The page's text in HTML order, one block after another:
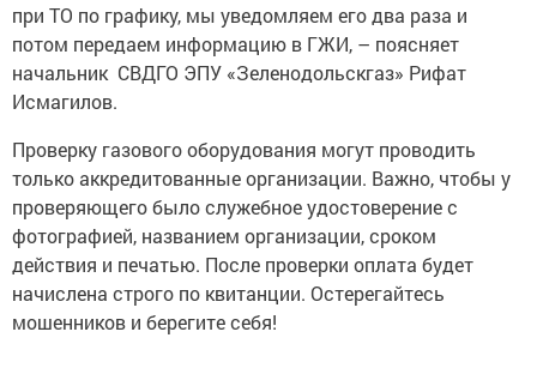
при ТО по графику, мы уведомляем его два раза и
потом передаем информацию в ГЖИ, – поясняет
начальник СВДГО ЭПУ «Зеленодольскгаз» Рифат
Исмагилов.
Проверку газового оборудования могут проводить
только аккредитованные организации. Важно, чтобы у
проверяющего было служебное удостоверение с
фотографией, названием организации, сроком
действия и печатью. После проверки оплата будет
начислена строго по квитанции. Остерегайтесь
мошенников и берегите себя!